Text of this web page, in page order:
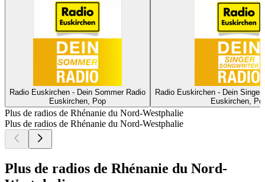
Radio Euskirchen - Dein Sommer Radio
Euskirchen, Pop
Radio Euskirchen - Dein
Euskirchen,
Plus de radios de Rhénanie du Nord-Westphalie
Plus de radios de Rhénanie du Nord-Westphalie
Plus de radios de Rhénanie du Nord-